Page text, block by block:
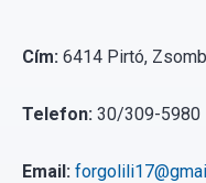
Cím: 6414 Pirtó,
Telefon: 30/309-5980
Email: